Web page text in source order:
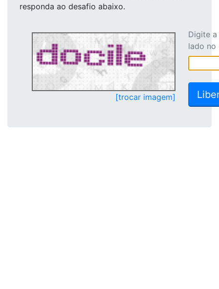
responda ao desafio abaixo.
[trocar imagem]
Digite
lado no